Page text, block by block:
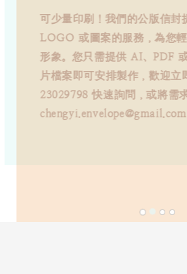
信封加印
可少量印刷！我們的公版
LOGO 或圖案的服務，為
形象。您只需提供 AI、
片檔案即可安排製作，歡
低門檻的公版紙袋加印服務，
一圖案），適合初創品牌、個
動。訂購請提供 AI、PDF 或
檔案；製程採單面單色或彩色
邊、背面、白色、金屬色及指
無法製作，且數位印刷具微幅